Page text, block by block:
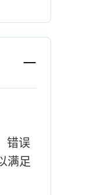
错误
满足